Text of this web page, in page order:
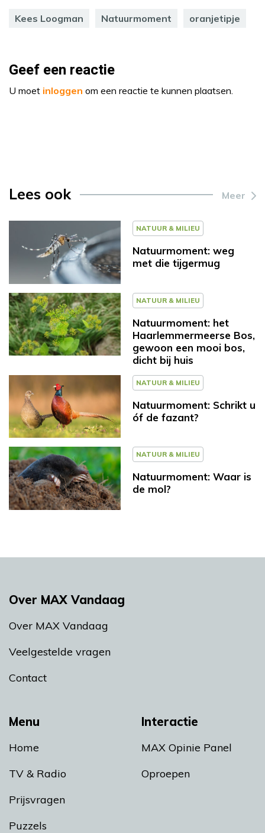
Kees Loogman Natuurmoment oranjetipje
Geef een reactie
U moet inloggen om een reactie te kunnen plaatsen.
Lees ook Meer
NATUUR & MILIEU
Natuurmoment: weg
met die tijgermug
NATUUR & MILIEU
Natuurmoment: het
Haarlemmermeerse Bos,
gewoon een mooi bos,
dicht bij huis
NATUUR & MILIEU
Natuurmoment: Schrikt u
óf de fazant?
NATUUR & MILIEU
Natuurmoment: Waar is
de mol?
Menu
Home
TV & Radio
Prijsvragen
Puzzels
Interactie
MAX Opinie Panel
Oproepen
Over MAX Vandaag
Over MAX Vandaag
Veelgestelde vragen
Contact